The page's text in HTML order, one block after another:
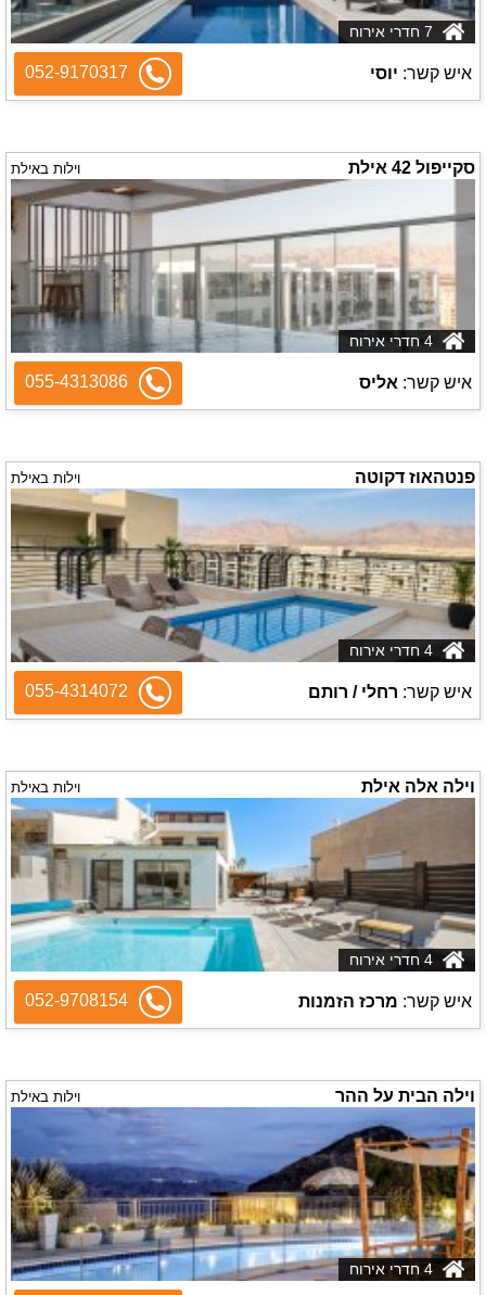
איש קשר: יוסי 052-9170317
סקייפול 42 אילת וילות באילת
איש קשר: אליס 055-4313086
פנטהאוז דקוטה וילות באילת
איש קשר: רחלי / רותם 055-4314072
וילה אלה אילת וילות באילת
איש קשר: מרכז הזמנות 052-9708154
וילה הבית על ההר וילות באילת